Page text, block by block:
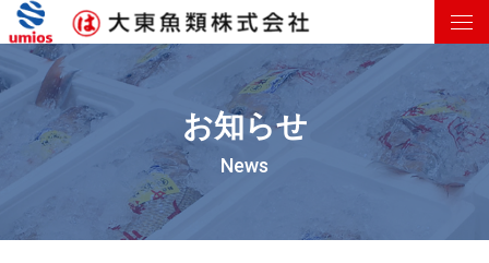
お知らせ
News